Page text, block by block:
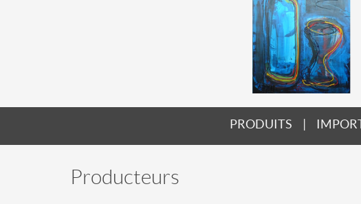
PRODUITS
Producteurs